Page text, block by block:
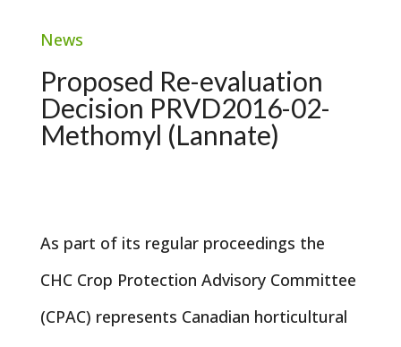
News
Proposed Re-evaluation
Decision PRVD2016-02-
Methomyl (Lannate)
As part of its regular proceedings the
CHC Crop Protection Advisory Committee
(CPAC) represents Canadian horticultural